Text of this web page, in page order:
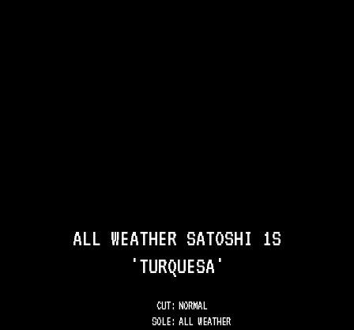
ALL WEATHER SATOSHI 1S
'TURQUESA'
CUT: NORMAL
SOLE: ALL WEATHER